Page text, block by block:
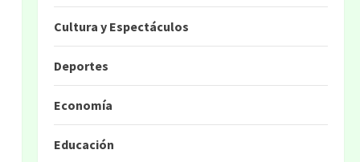
Cultura y Espectáculos
Deportes
Economía
Educación